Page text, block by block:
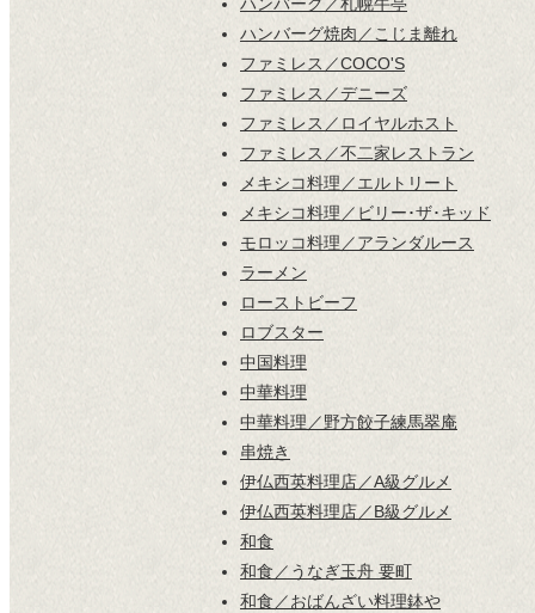
ハンバーグ／札幌牛亭
ハンバーグ焼肉／こじま離れ
ファミレス／COCO'S
ファミレス／デニーズ
ファミレス／ロイヤルホスト
ファミレス／不二家レストラン
メキシコ料理／エルトリート
メキシコ料理／ビリー･ザ･キッド
モロッコ料理／アランダルース
ラーメン
ローストビーフ
ロブスター
中国料理
中華料理
中華料理／野方餃子練馬翠庵
串焼き
伊仏西英料理店／A級グルメ
伊仏西英料理店／B級グルメ
和食
和食／うなぎ玉舟 要町
和食／おばんざい料理鉢や